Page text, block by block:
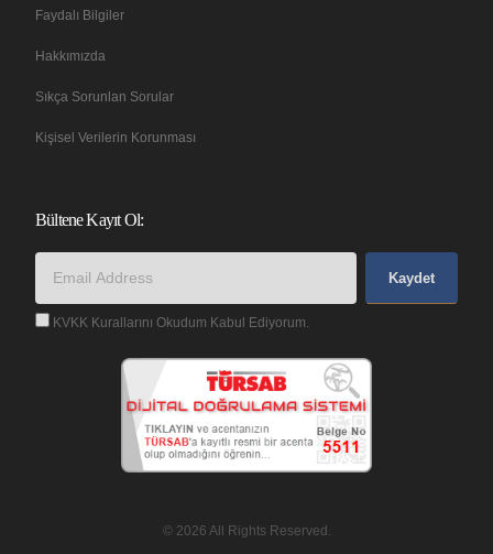
Faydalı Bilgiler
Hakkımızda
Sıkça Sorunlan Sorular
Kişisel Verilerin Korunması
Bültene Kayıt Ol:
Kaydet
KVKK Kurallarını Okudum Kabul Ediyorum.
© 2026 All Rights Reserved.